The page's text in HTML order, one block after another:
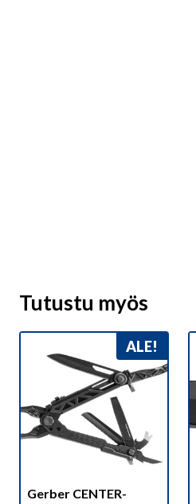
Tutustu myös
ALE!
Gerber CENTER-